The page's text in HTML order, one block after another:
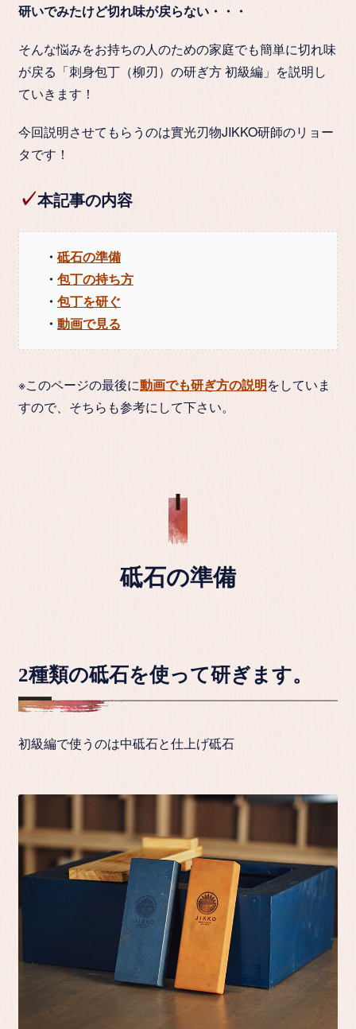
研いでみたけど切れ味が戻らない・・・
そんな悩みをお持ちの人のための家庭でも簡単に切れ味
が戻る 「刺身包丁（柳刃）の研ぎ方 初級編」 を説明し
ていきます！
今回説明させてもらうのは實光刃物JIKKO研師のリョー
タです！
✓本記事の内容
・ 砥石の準備
・ 包丁の持ち方
・ 包丁を研ぐ
・ 動画で見る
※このページの最後に動画でも研ぎ方の説明をしていま
すので、そちらも参考にして下さい。
砥石の準備
2種類の砥石を使って研ぎます。
初級編で使うのは中砥石と仕上げ砥石